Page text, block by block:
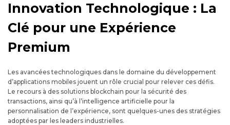
Innovation Technologique : La
Clé pour une Expérience
Premium
Les avancées technologiques dans le domaine du développement
d’applications mobiles jouent un rôle crucial pour relever ces défis.
Le recours à des solutions blockchain pour la sécurité des
transactions, ainsi qu’à l’intelligence artificielle pour la
personnalisation de l’expérience, sont quelques-unes des stratégies
adoptées par les leaders industrielles.